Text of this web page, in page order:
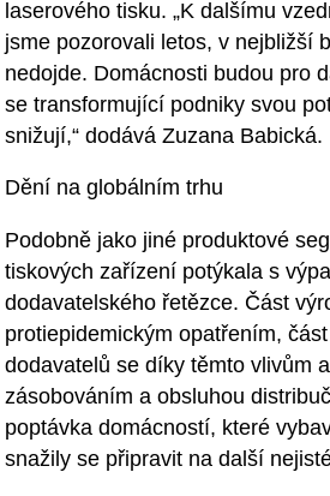
laserového tisku. „K dalšímu
jsme pozorovali letos, v nejbližší
nedojde. Domácnosti budou pro
se transformující podniky svou
snižují,“ dodává Zuzana Babická.
Dění na globálním trhu
Podobně jako jiné produktové
tiskových zařízení potýkala s
dodavatelského řetězce. Část
protiepidemickým opatřením,
dodavatelů se díky těmto vlivům
zásobováním a obsluhou
poptávka domácností, které
snažily se připravit na další